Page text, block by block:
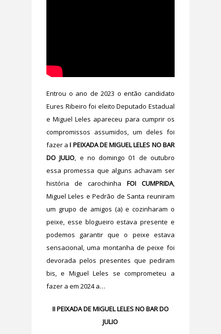
Entrou o ano de 2023 o então candidato
Eures Ribeiro foi eleito Deputado Estadual
e Miguel Leles apareceu para cumprir os
compromissos assumidos, um deles foi
fazer aI PEIXADA DE MIGUEL LELES NO BAR
DO JULIO, e no domingo 01 de outubro
essa promessa que alguns achavam ser
história de carochinha FOI CUMPRIDA,
Miguel Leles e Pedrão de Santa reuniram
um grupo de amigos (a) e cozinharam o
peixe, esse blogueiro estava presente e
podemos garantir que o peixe estava
sensacional, uma montanha de peixe foi
devorada pelos presentes que pediram
bis, e Miguel Leles se comprometeu a
fazer a em 2024 a…
II PEIXADA DE MIGUEL LELES NO BAR DO
JULIO